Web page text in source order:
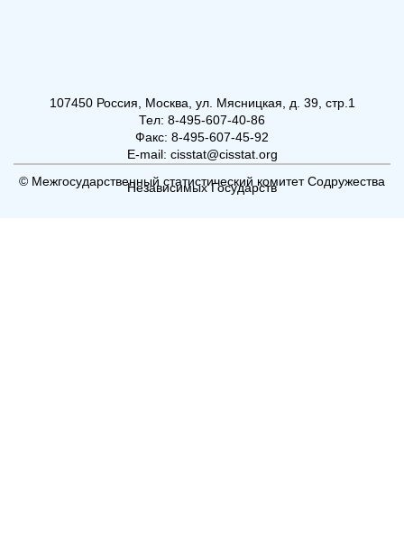
107450 Россия, Москва, ул. Мясницкая, д. 39, стр.1
Тел: 8-495-607-40-86
Факс: 8-495-607-45-92
E-mail: cisstat@cisstat.org
© Межгосударственный статистический комитет Содружества
Независимых Государств